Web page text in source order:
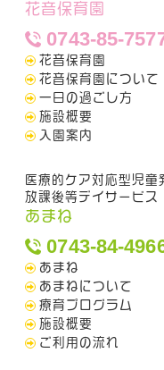
花音保育園
0743-85-
花音保育園
花音保育園について
一日の過ごし方
施設概要
入園案内
医療的ケア対応型児童
放課後等デイサービス
あまね
0743-84-
あまね
あまねについて
療育プログラム
施設概要
ご利用の流れ